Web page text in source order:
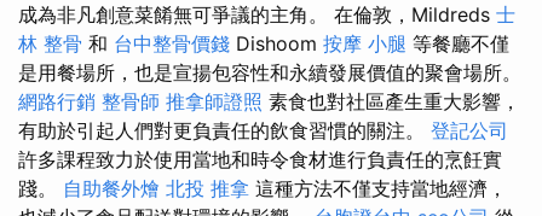
成為非凡創意菜餚無可爭議的主角。 在倫敦，Mildreds 士
林 整骨 和 台中整骨價錢 Dishoom 按摩 小腿 等餐廳不僅
是用餐場所，也是宣揚包容性和永續發展價值的聚會場所。
網路行銷 整骨師 推拿師證照 素食也對社區產生重大影響，
有助於引起人們對更負責任的飲食習慣的關注。 登記公司
許多課程致力於使用當地和時令食材進行負責任的烹飪實
踐。 自助餐外燴 北投 推拿 這種方法不僅支持當地經濟，